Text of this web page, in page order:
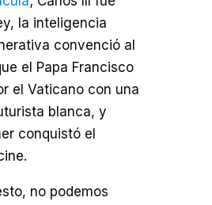
la inteligencia
convenció al
el Papa Francisco
el Vaticano con una
blanca, y
conquistó el
no podemos